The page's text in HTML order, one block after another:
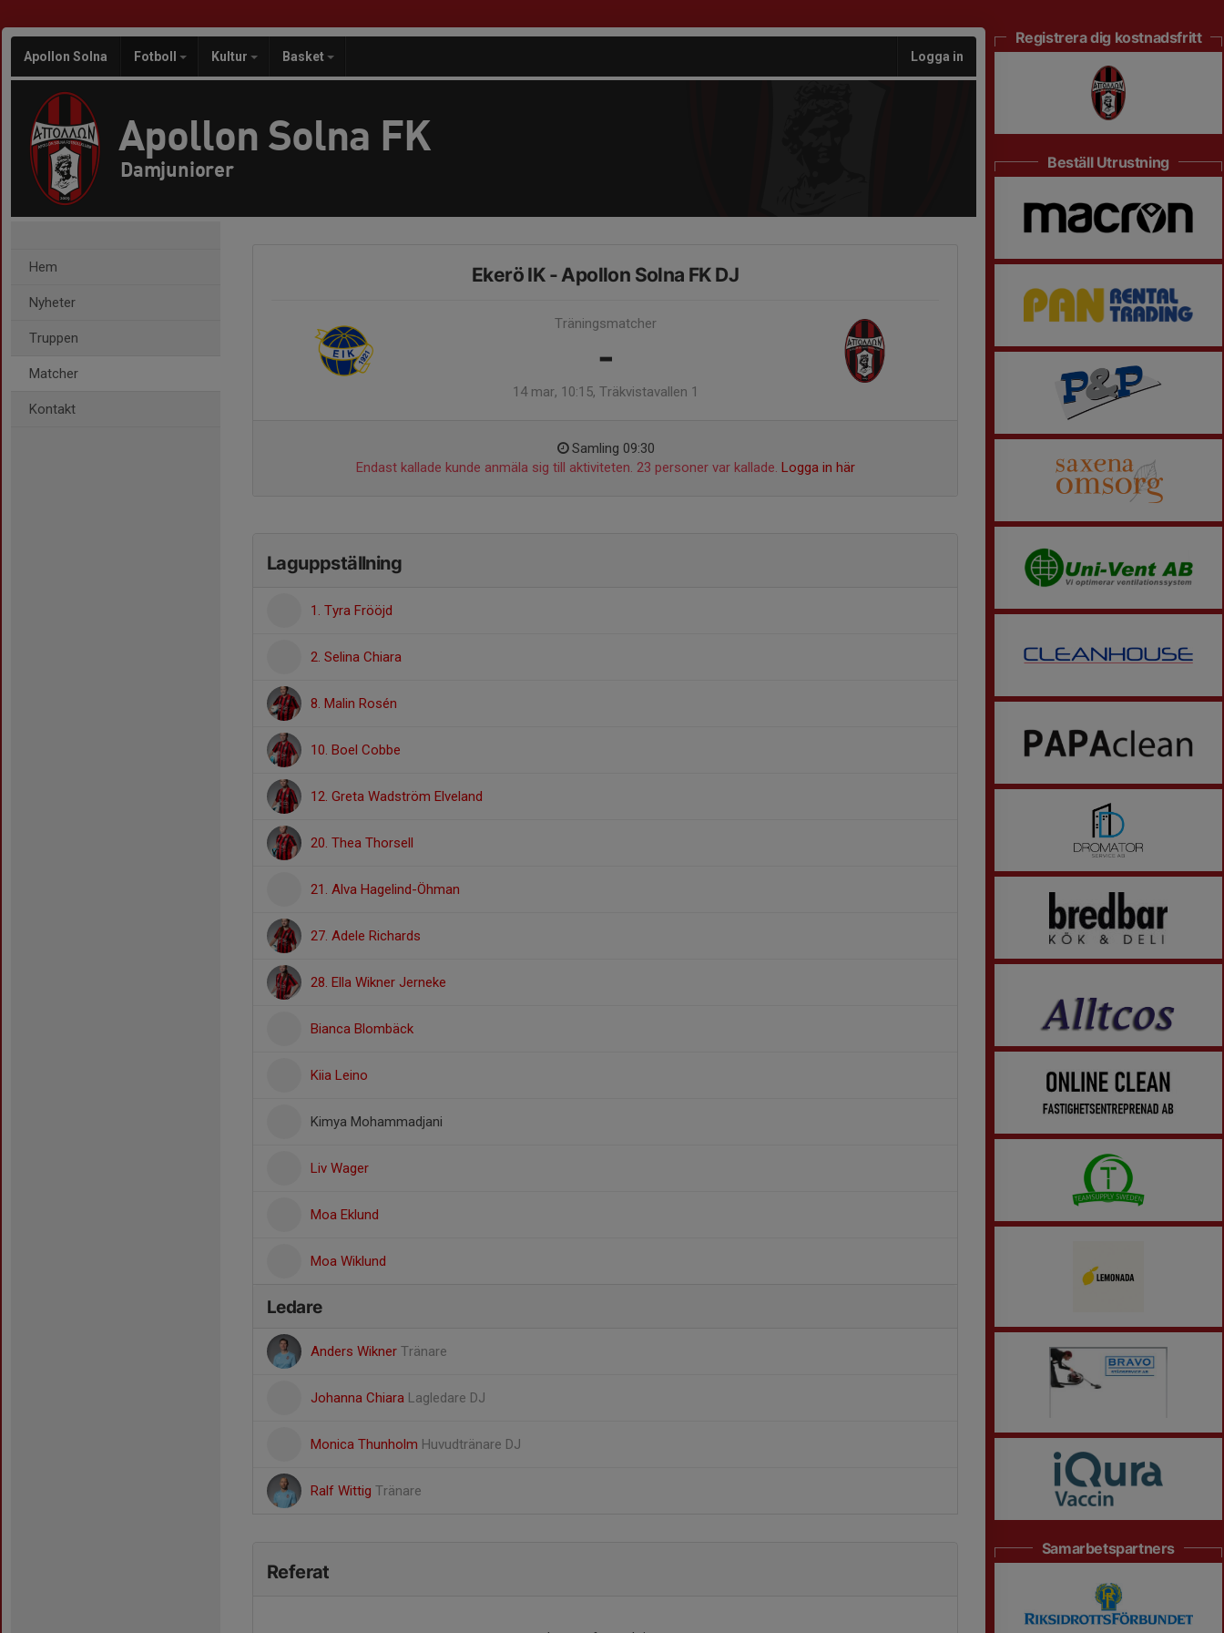
Apollon Solna Fotboll Kultur Basket Logga in
Apollon Solna FK
Damjuniorer
Hem
Nyheter
Truppen
Matcher
Kontakt
Ekerö IK - Apollon Solna FK DJ
Träningsmatcher
-
14 mar, 10:15, Träkvistavallen 1
Samling 09:30
Endast kallade kunde anmäla sig till aktiviteten. 23 personer var kallade. Logga in här
Laguppställning
1. Tyra Frööjd
2. Selina Chiara
8. Malin Rosén
10. Boel Cobbe
12. Greta Wadström Elveland
20. Thea Thorsell
21. Alva Hagelind-Öhman
27. Adele Richards
28. Ella Wikner Jerneke
Bianca Blombäck
Kiia Leino
Kimya Mohammadjani
Liv Wager
Moa Eklund
Moa Wiklund
Ledare
Anders Wikner Tränare
Johanna Chiara Lagledare DJ
Monica Thunholm Huvudtränare DJ
Ralf Wittig Tränare
Referat
Registrera dig kostnadsfritt
Beställ Utrustning
Samarbetspartners